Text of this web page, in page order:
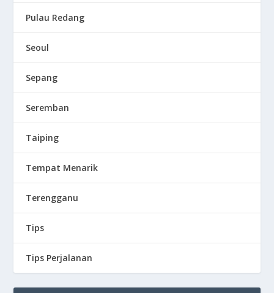
Pulau Redang
Seoul
Sepang
Seremban
Taiping
Tempat Menarik
Terengganu
Tips
Tips Perjalanan